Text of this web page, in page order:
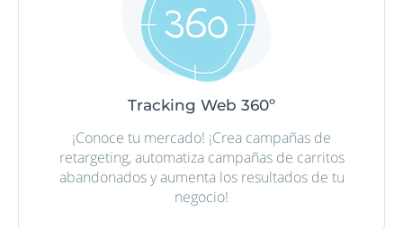
Tracking Web 360º
¡Conoce tu mercado! ¡Crea campañas de
retargeting, automatiza campañas de carritos
abandonados y aumenta los resultados de tu
negocio!